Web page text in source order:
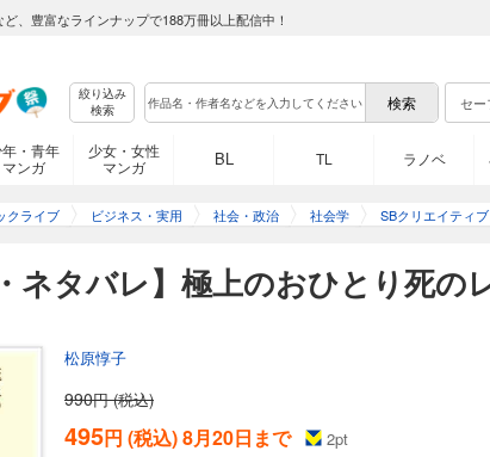
、豊富なラインナップで188万冊以上配信中！
絞り込み
検索
セ
年・青年
マンガ
少女・女性
マンガ
BL TL ラノベ
クライブ ビジネス・実用 社会・政治 社会学 SBクリエイティブ
ネタバレ】極上のおひとり死の
松原惇子
990円 (税込)
495円 (税込) 8月20日まで 2pt